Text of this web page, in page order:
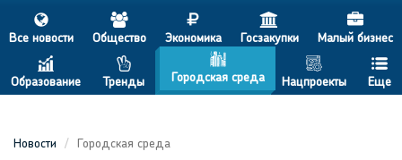
s
Все новости
a
Общество
j
Экономика
h
Госзакупки
d
Малый бизнес
c
Образование
p
Тренды
b
Городская среда
g
Нацпроекты
f
Еще
Новости Городская среда